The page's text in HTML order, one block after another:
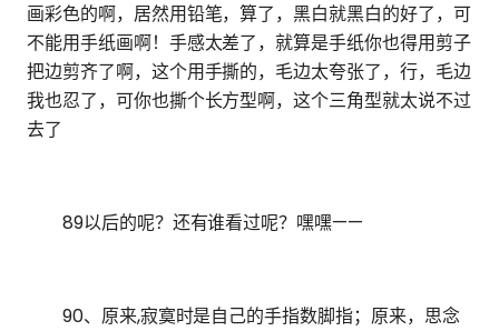
画彩色的啊，居然用铅笔，算了，黑白就黑白的好了，可
不能用手纸画啊！手感太差了，就算是手纸你也得用剪子
把边剪齐了啊，这个用手撕的，毛边太夸张了，行，毛边
我也忍了，可你也撕个长方型啊，这个三角型就太说不过
去了
89以后的呢？还有谁看过呢？嘿嘿——
90、原来,寂寞时是自己的手指数脚指；原来，思念